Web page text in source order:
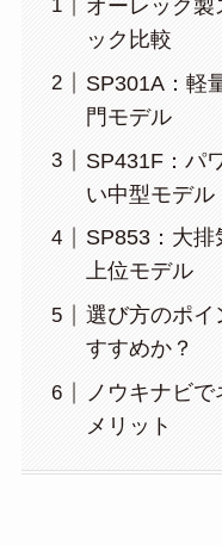
オーレック
ック比較
SP301A：軽
門モデル
SP431F：パ
い中型モデル
SP853：大
上位モデル
選び方のポイ
すすめか？
ノウキナビ
メリット